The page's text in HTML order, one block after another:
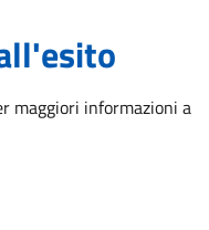
maggiori informazioni a